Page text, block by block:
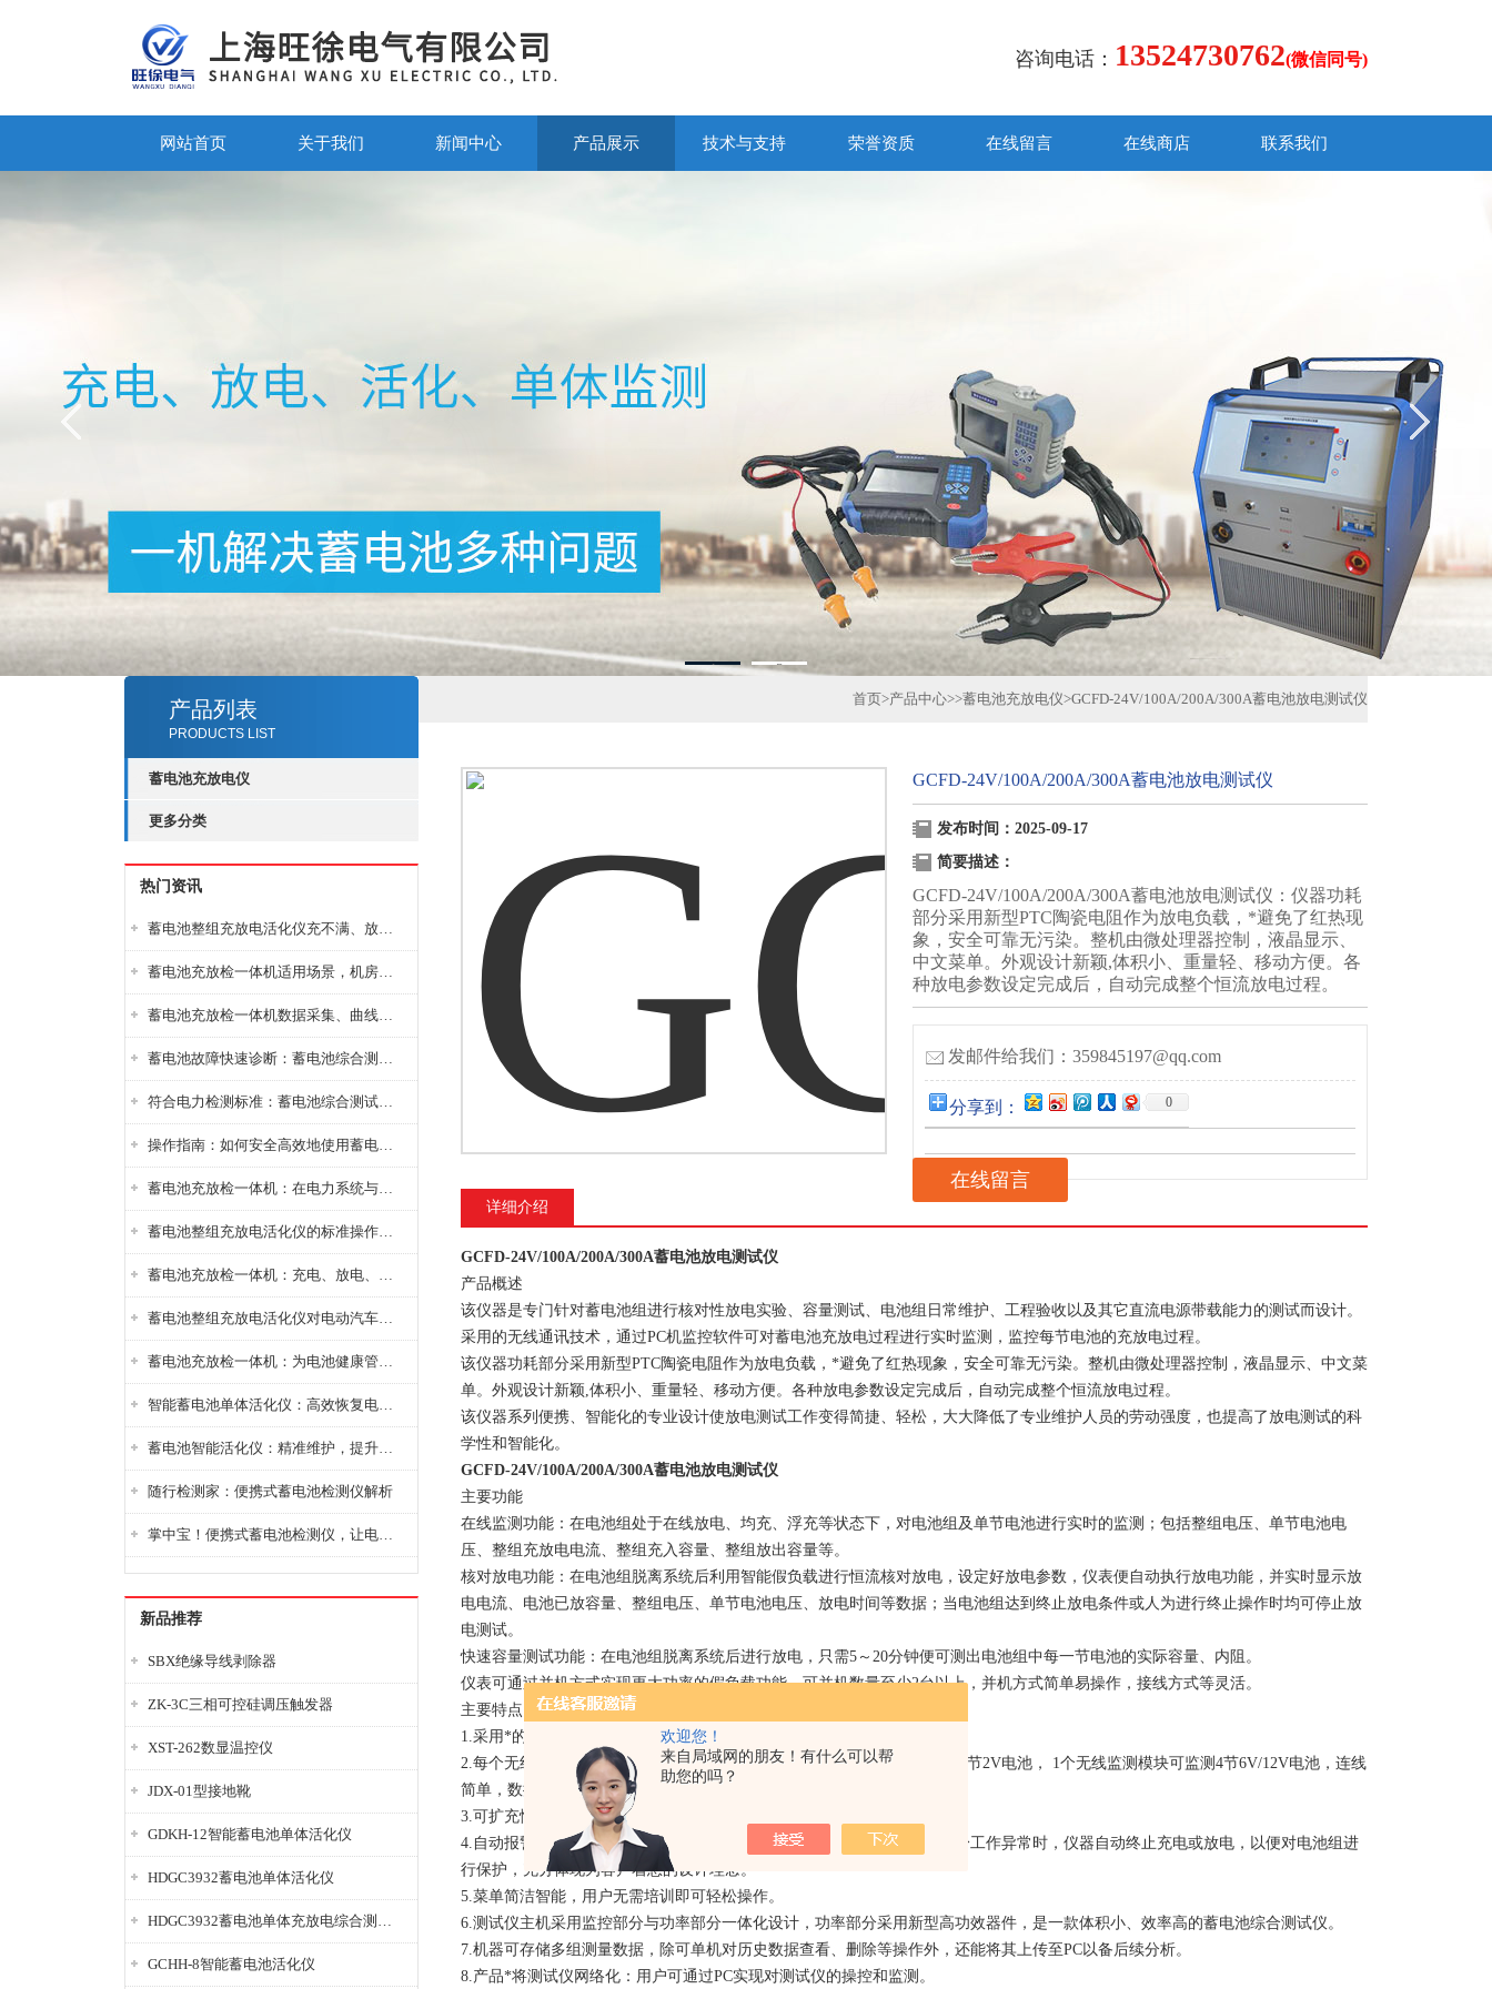
欢迎您！
来自局域网的朋友！有什么可以帮
助您的吗？
咨询电话： 13524730762(微信同号)
网站首页 关于我们 新闻中心 产品展示 技术与支持 荣誉资质 在线留言 在线商店 联系我们
1 2
产品列表
PRODUCTS LIST
蓄电池充放电仪
更多分类
热门资讯
蓄电池整组充放电活化仪充不满、放不完怎么办？
蓄电池充放检一体机适用场景，机房基站变电站铅酸蓄电池维护检测应用
蓄电池充放检一体机数据采集、曲线分析与电池健康状态智能评估功能详解
蓄电池故障快速诊断：蓄电池综合测试仪判断落后电池的方法与标准
符合电力检测标准：蓄电池综合测试仪测试规范与精度校准方法详解
操作指南：如何安全高效地使用蓄电池智能活化仪？
蓄电池充放检一体机：在电力系统与储能设备中的创新应用，确保蓄电池性能与可靠性
蓄电池整组充放电活化仪的标准操作流程：从接线设置到充放电参数设定的安全规范
蓄电池充放检一体机：充电、放电、检测三功能集成设备
蓄电池整组充放电活化仪对电动汽车电池有帮助吗？
蓄电池充放检一体机：为电池健康管理提供一站式解决方案
智能蓄电池单体活化仪：高效恢复电池性能，延长蓄电池使用寿命
蓄电池智能活化仪：精准维护，提升电池健康状态
随行检测家：便携式蓄电池检测仪解析
掌中宝！便携式蓄电池检测仪，让电池检测变得简单又快捷！
新品推荐
SBX绝缘导线剥除器
ZK-3C三相可控硅调压触发器
XST-262数显温控仪
JDX-01型接地靴
GDKH-12智能蓄电池单体活化仪
HDGC3932蓄电池单体活化仪
HDGC3932蓄电池单体充放电综合测试仪
GCHH-8智能蓄电池活化仪
首页>产品中心>>蓄电池充放电仪>GCFD-24V/100A/200A/300A蓄电池放电测试仪
GCFD-24V/100A/200A/300A蓄电池放电测试仪
发布时间：2025-09-17
简要描述：
GCFD-24V/100A/200A/300A蓄电池放电测试仪：仪器功耗
部分采用新型PTC陶瓷电阻作为放电负载，*避免了红热现
象，安全可靠无污染。整机由微处理器控制，液晶显示、
中文菜单。外观设计新颖,体积小、重量轻、移动方便。各
种放电参数设定完成后，自动完成整个恒流放电过程。
发邮件给我们：359845197@qq.com
分享到： 0
在线留言
详细介绍
GCFD-24V/100A/200A/300A蓄电池放电测试仪
产品概述
该仪器是专门针对蓄电池组进行核对性放电实验、容量测试、电池组日常维护、工程验收以及其它直流电源带载能力的测试而设计。
采用的无线通讯技术，通过PC机监控软件可对蓄电池充放电过程进行实时监测，监控每节电池的充放电过程。
该仪器功耗部分采用新型PTC陶瓷电阻作为放电负载，*避免了红热现象，安全可靠无污染。整机由微处理器控制，液晶显示、中文菜
单。外观设计新颖,体积小、重量轻、移动方便。各种放电参数设定完成后，自动完成整个恒流放电过程。
该仪器系列便携、智能化的专业设计使放电测试工作变得简捷、轻松，大大降低了专业维护人员的劳动强度，也提高了放电测试的科
学性和智能化。
GCFD-24V/100A/200A/300A蓄电池放电测试仪
主要功能
在线监测功能：在电池组处于在线放电、均充、浮充等状态下，对电池组及单节电池进行实时的监测；包括整组电压、单节电池电
压、整组充放电电流、整组充入容量、整组放出容量等。
核对放电功能：在电池组脱离系统后利用智能假负载进行恒流核对放电，设定好放电参数，仪表便自动执行放电功能，并实时显示放
电电流、电池已放容量、整组电压、单节电池电压、放电时间等数据；当电池组达到终止放电条件或人为进行终止操作时均可停止放
电测试。
快速容量测试功能：在电池组脱离系统后进行放电，只需5～20分钟便可测出电池组中每一节电池的实际容量、内阻。
仪表可通过并机方式实现更大功率的假负载功能，可并机数量至少2台以上，并机方式简单易操作，接线方式等灵活。
主要特点
1.采用*的无线通信单体监测技术，支持2V/6V/12V的单体电压监测。
2.每个无线监测模块可同时测量多个单体， 1个无线监测模块可同时监测12节2V电池， 1个无线监测模块可监测4节6V/12V电池，连线
简单，数据传输高效。
3.可扩充性强：用户可根据实际的单节电池数量，增减无线监测模块数量。
4.自动报警功能：在测试过程中当检测到整组或者单体电池异常或仪器本身工作异常时，仪器自动终止充电或放电，以便对电池组进
行保护，充分体现为客户着想的设计理念。
5.菜单简洁智能，用户无需培训即可轻松操作。
6.测试仪主机采用监控部分与功率部分一体化设计，功率部分采用新型高功效器件，是一款体积小、效率高的蓄电池综合测试仪。
7.机器可存储多组测量数据，除可单机对历史数据查看、删除等操作外，还能将其上传至PC以备后续分析。
8.产品*将测试仪网络化：用户可通过PC实现对测试仪的操控和监测。